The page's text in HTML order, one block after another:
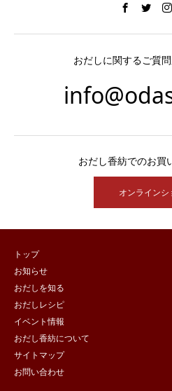
おだしに関するご質
おだし香紡でのお買
オンラインシ
トップ
お知らせ
おだしを知る
おだしレシピ
イベント情報
おだし香紡について
サイトマップ
お問い合わせ